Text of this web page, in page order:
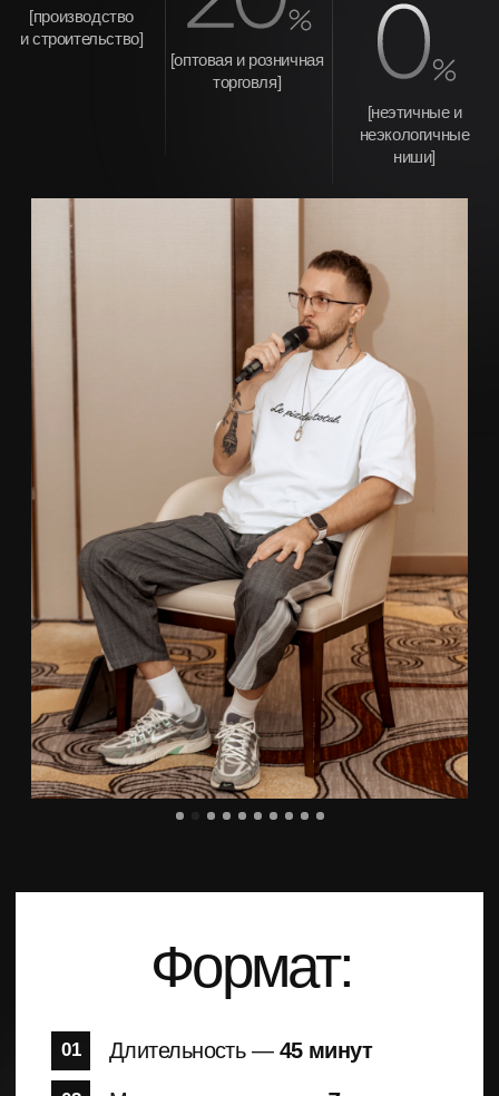
/02
Главная цель прорыва
Помочь каждому участнику выйти настабильные
10 млн ₽ чистой прибыли в месяц,закрепиться на этом
уровне и подготовиться к следующему этапу роста внутри
Наставники
Наставничество – одна из ключевых основ
Прорыва.
Мы верим, что самый быстрый способ пройти
новый этап развития бизнеса – учиться у тех,
кто уже его прошёл.
Все наставники Прорыва действующие
предприниматели с чистой прибылью от 10+
млн ₽.
Закрытые группы предпринимателей без
планка, честная обратная связь и окружение,
которое ежедневно усиливает каждого
Как устроен Прорыв